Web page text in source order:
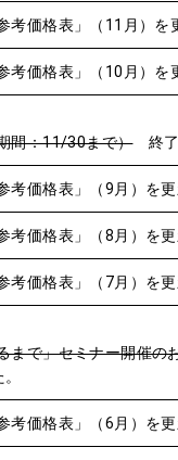
価格表」（11月）を
価格表」（10月）を
間：11/30まで）終了
価格表」（9月）を更
価格表」（8月）を更
価格表」（7月）を更
まで」セミナー開催の
価格表」（6月）を更